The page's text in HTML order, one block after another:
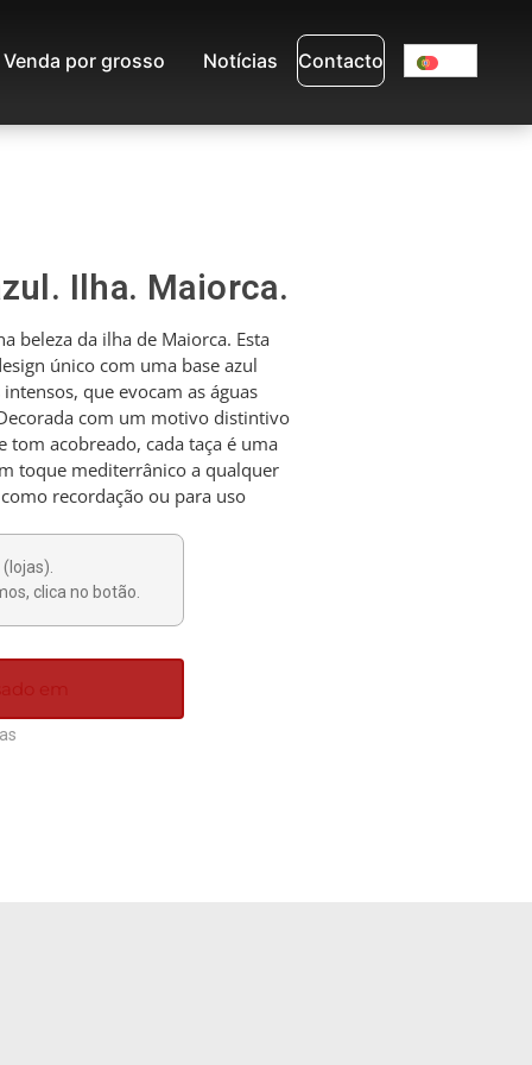
Venda por grosso Notícias Contacto
Ilha. Maiorca.
beleza da ilha de Maiorca. Esta
único com uma base azul
que evocam as águas
com um motivo distintivo
tom acobreado, cada taça é uma
toque mediterrânico a qualquer
recordação ou para uso
clica no botão.
em